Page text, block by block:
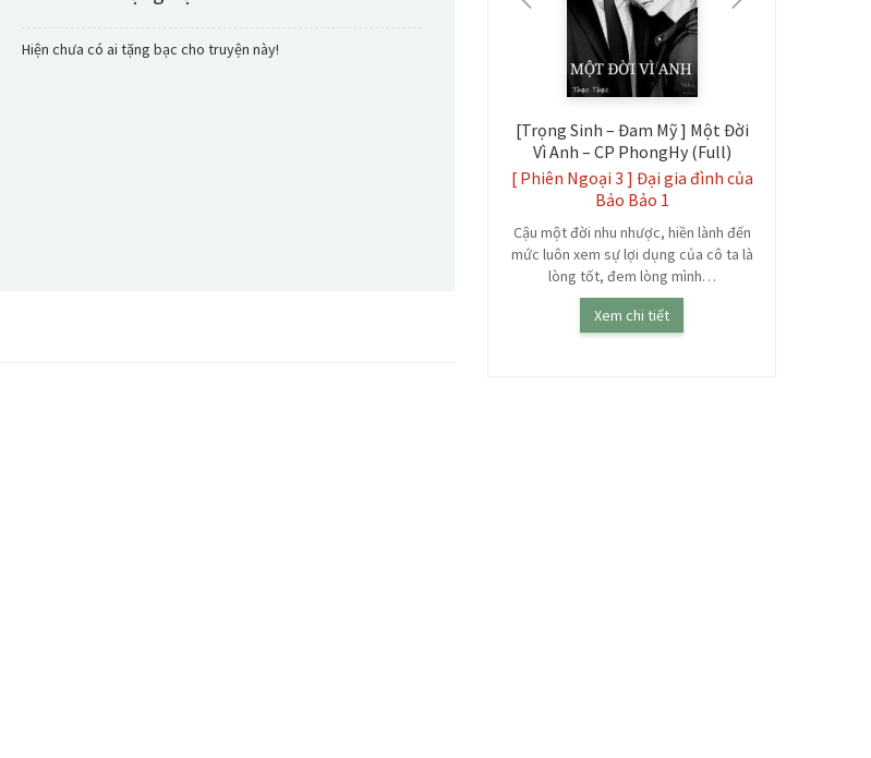
Hiện chưa có ai tặng bạc cho truyện này!
[Trọng Sinh – Đam Mỹ ] Một Đời
Vì Anh – CP PhongHy (Full)
[ Phiên Ngoại 3 ] Đại gia đình của
Bảo Bảo 1
Cậu một đời nhu nhược, hiền lành đến
mức luôn xem sự lợi dụng của cô ta là
lòng tốt, đem lòng mình…
Xem chi tiết